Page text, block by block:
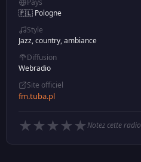
Pays
🇵🇱 Pologne
Style
Jazz, country, ambiance
Diffusion
Webradio
Site officiel
fm.tuba.pl
★ ★ ★ ★ ★Notez cette radio